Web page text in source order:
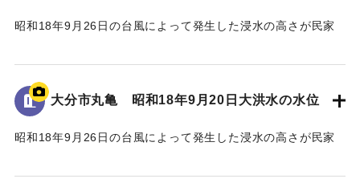
昭和18年9月26日の台風によって発生した浸水の高さが民家
水位は地面から3.5 mの位置に示されている。
｜固有コード:00481081
大分市丸亀 昭和18年9月20日大洪水の水位
昭和18年9月26日の台風によって発生した浸水の高さが民家
れている。